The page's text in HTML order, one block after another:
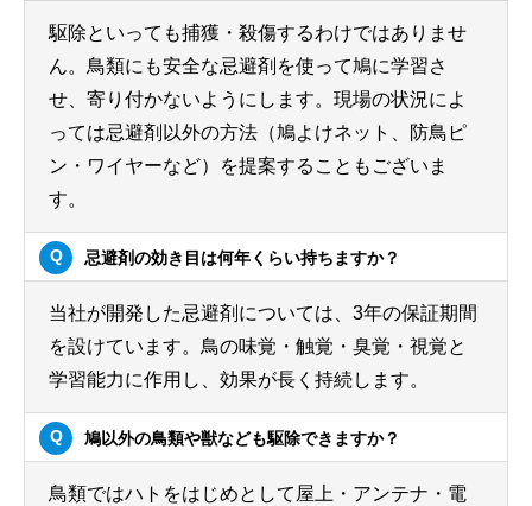
駆除といっても捕獲・殺傷するわけではありませ
ん。鳥類にも安全な忌避剤を使って鳩に学習さ
せ、寄り付かないようにします。現場の状況によ
っては忌避剤以外の方法（鳩よけネット、防鳥ピ
ン・ワイヤーなど）を提案することもございま
す。
忌避剤の効き目は何年くらい持ちますか？
当社が開発した忌避剤については、3年の保証期間
を設けています。鳥の味覚・触覚・臭覚・視覚と
学習能力に作用し、効果が長く持続します。
鳩以外の鳥類や獣なども駆除できますか？
鳥類ではハトをはじめとして屋上・アンテナ・電